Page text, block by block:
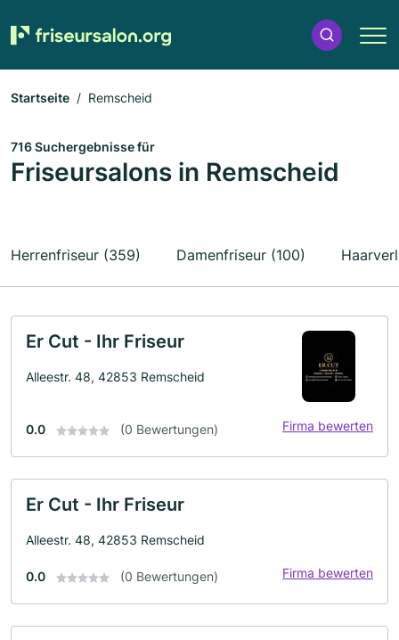
Startseite Remscheid
716 Suchergebnisse für
Friseursalons in Remscheid
Herrenfriseur (359) Damenfriseur (100)
Er Cut - Ihr Friseur
Alleestr. 48, 42853 Remscheid
0.0 (0 Bewertungen) Firma bewerten
Er Cut - Ihr Friseur
Alleestr. 48, 42853 Remscheid
0.0 (0 Bewertungen) Firma bewerten